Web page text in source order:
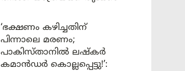
‘ഭക്ഷണം കഴിച്ചതിന്
പിന്നാലെ മരണം;
പാകിസ്താനിൽ ലഷ്കർ
കമാൻഡർ കൊല്ലപ്പെട്ടു!’: